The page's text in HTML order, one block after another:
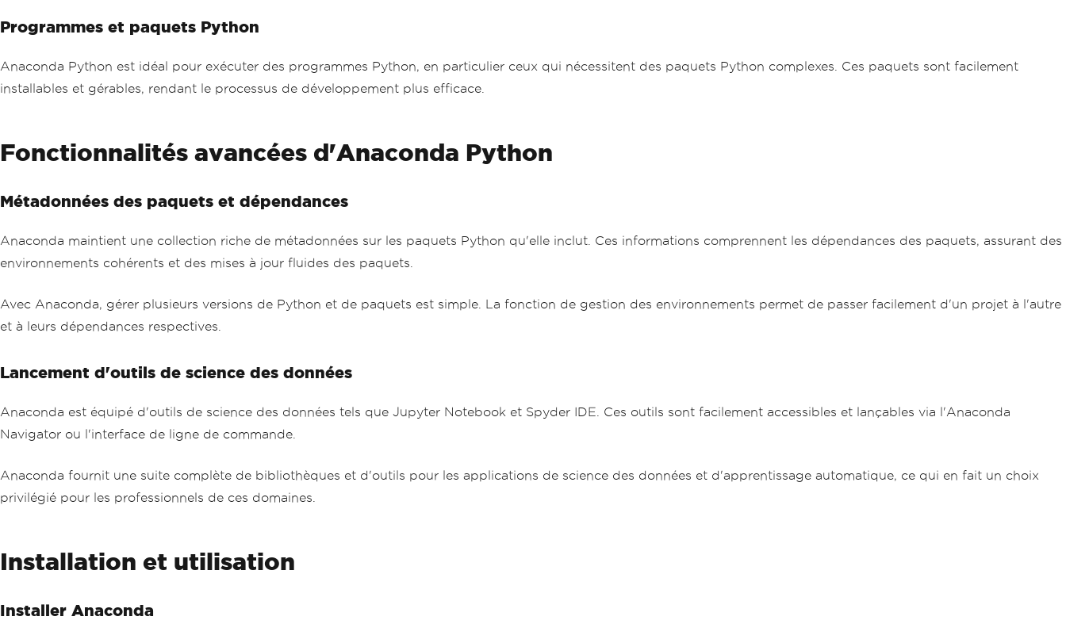
Programmes et paquets Python
Anaconda Python est idéal pour exécuter des programmes Python, en particulier ceux qui nécessitent des paquets Python complexes. Ces paquets sont facilement
installables et gérables, rendant le processus de développement plus efficace.
Fonctionnalités avancées d'Anaconda Python
Métadonnées des paquets et dépendances
Anaconda maintient une collection riche de métadonnées sur les paquets Python qu'elle inclut. Ces informations comprennent les dépendances des paquets, assurant des
environnements cohérents et des mises à jour fluides des paquets.
Avec Anaconda, gérer plusieurs versions de Python et de paquets est simple. La fonction de gestion des environnements permet de passer facilement d'un projet à l'autre
et à leurs dépendances respectives.
Lancement d'outils de science des données
Anaconda est équipé d'outils de science des données tels que Jupyter Notebook et Spyder IDE. Ces outils sont facilement accessibles et lançables via l'Anaconda
Navigator ou l'interface de ligne de commande.
Anaconda fournit une suite complète de bibliothèques et d'outils pour les applications de science des données et d'apprentissage automatique, ce qui en fait un choix
privilégié pour les professionnels de ces domaines.
Installation et utilisation
Installer Anaconda